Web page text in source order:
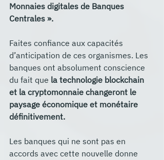
Monnaies digitales de Banques
Centrales ».
Faites confiance aux capacités
d’anticipation de ces organismes. Les
banques ont absolument conscience
du fait que la technologie blockchain
et la cryptomonnaie changeront le
paysage économique et monétaire
définitivement.
Les banques qui ne sont pas en
accords avec cette nouvelle donne